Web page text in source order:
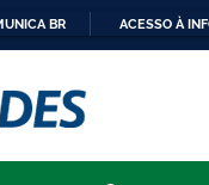
BR ACESSO À